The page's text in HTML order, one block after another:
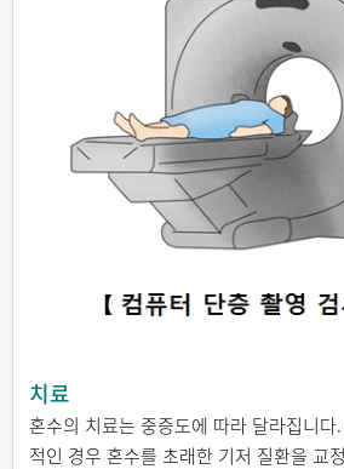
치료
혼수의 치료는 중증도에 따라 달라집니다
적인 경우 혼수를 초래한 기저 질환을 교